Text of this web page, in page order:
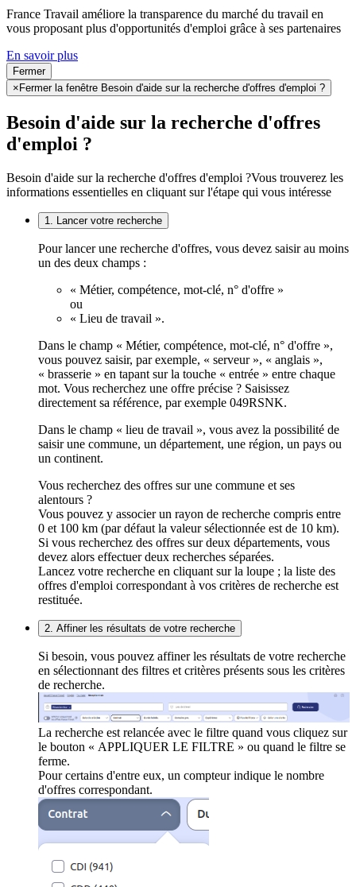
France Travail améliore la transparence du marché du travail en
vous proposant plus d'opportunités d'emploi grâce à ses partenaires
En savoir plus
Fermer
× Fermer la fenêtre Besoin d'aide sur la recherche d'offres d'emploi ?
Besoin d'aide sur la recherche d'offres
d'emploi ?
Besoin d'aide sur la recherche d'offres d'emploi ?Vous trouverez les
informations essentielles en cliquant sur l'étape qui vous intéresse
1. Lancer votre recherche
Pour lancer une recherche d'offres, vous devez saisir au moins
un des deux champs :
« Métier, compétence, mot-clé, n° d'offre »
ou
« Lieu de travail ».
Dans le champ « Métier, compétence, mot-clé, n° d'offre »,
vous pouvez saisir, par exemple, « serveur », « anglais »,
« brasserie » en tapant sur la touche « entrée » entre chaque
mot. Vous recherchez une offre précise ? Saisissez
directement sa référence, par exemple 049RSNK.
Dans le champ « lieu de travail », vous avez la possibilité de
saisir une commune, un département, une région, un pays ou
un continent.
Vous recherchez des offres sur une commune et ses
alentours ?
Vous pouvez y associer un rayon de recherche compris entre
0 et 100 km (par défaut la valeur sélectionnée est de 10 km).
Si vous recherchez des offres sur deux départements, vous
devez alors effectuer deux recherches séparées.
Lancez votre recherche en cliquant sur la loupe ; la liste des
offres d'emploi correspondant à vos critères de recherche est
restituée.
2. Affiner les résultats de votre recherche
Si besoin, vous pouvez affiner les résultats de votre recherche
en sélectionnant des filtres et critères présents sous les critères
de recherche.
La recherche est relancée avec le filtre quand vous cliquez sur
le bouton « APPLIQUER LE FILTRE » ou quand le filtre se
ferme.
Pour certains d'entre eux, un compteur indique le nombre
d'offres correspondant.